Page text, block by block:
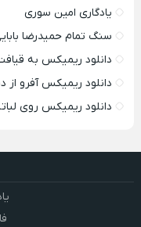
یادگاری امین سوری
سنگ تمام حمیدرضا
دانلود ریمیکس به
دانلود ریمیکس آفرو از
دانلود ریمیکس روی